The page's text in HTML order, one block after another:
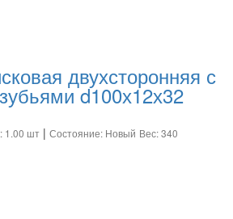
двухсторонняя с
d100х12х32
1.00 шт | Состояние: Новый Вес: 340